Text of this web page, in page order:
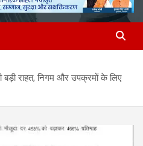
बड़ी राहत, निगम और उपक्रमों के लिए